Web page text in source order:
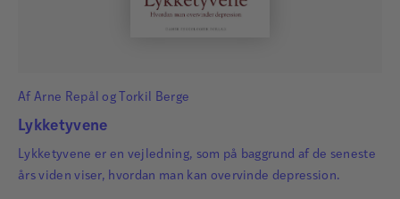
Af Arne Repål og Torkil Berge
Lykketyvene
Lykketyvene er en vejledning, som på baggrund af de seneste
års viden viser, hvordan man kan overvinde depression.